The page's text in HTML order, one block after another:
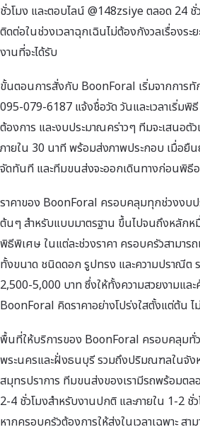
ชั่วโมง และตอบไลน์ @148zsiye ตลอด 24
ติดต่อในช่วงเวลาฉุกเฉินไม่ต้องกังวลเรื่องร
งานที่จะได้รับ
ขั้นตอนการสั่งกับ BoonForal เริ่มจากการทั
095-079-6187 แจ้งชื่อวัด วันและเวลาเริ่มพิ
ต้องการ และงบประมาณคร่าวๆ ทีมจะเสนอตั
ภายใน 30 นาที พร้อมส่งภาพประกอบ เมื่อยืน
จัดทันที และทีมขนส่งจะออกเดินทางก่อนพิธี
ราคาของ BoonForal ครอบคลุมทุกช่วงงบ
ต้นๆ สำหรับแบบมาตรฐาน ขึ้นไปจนถึงหลัก
พิธีพิเศษ ในแต่ละช่วงราคา ครอบครัวสามาร
ทั้งขนาด ชนิดดอก รูปทรง และความปราณีต
2,500-5,000 บาท ซึ่งให้ทั้งความสวยงามและ
BoonForal คิดราคาอย่างโปร่งใสตั้งแต่ต้น ไ
พื้นที่ให้บริการของ BoonForal ครอบคลุมทั่
พระนครและฝั่งธนบุรี รวมถึงปริมณฑลในจั
สมุทรปราการ ทีมขนส่งของเรามีรถพร้อมตล
2-4 ชั่วโมงสำหรับงานปกติ และภายใน 1-2 ชั่
หากครอบครัวต้องการให้ส่งในเวลาเฉพาะ สา